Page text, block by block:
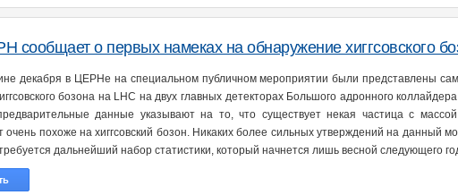
сообщает о первых намеках на обнаружение хиггсовского
декабря в ЦЕРНе на специальном публичном мероприятии были представлены
бозона на LHC на двух главных детекторах Большого адронного
данные указывают на то, что существует некая частица с
очень похоже на хиггсовский бозон. Никаких более сильных утверждений на данный
дальнейший набор статистики, который начнется лишь весной следующего